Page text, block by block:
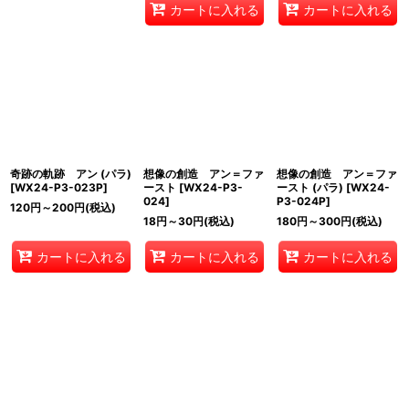
カートに入れる カートに入れる
奇跡の軌跡 アン (パラ)
[WX24-P3-023P]
120円 ～200円(税込)
カートに入れる
想像の創造 アン＝ファ
ースト [WX24-P3-
024]
18円 ～30円(税込)
カートに入れる
想像の創造 アン＝ファ
ースト (パラ) [WX24-
P3-024P]
180円 ～300円(税込)
カートに入れる